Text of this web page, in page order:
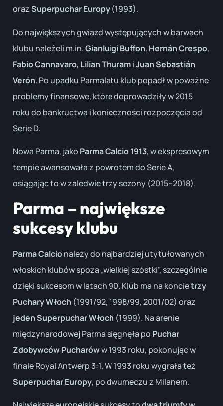
orazSuperpuchar Europy (1993).
Do największych gwiazd występujących w barwach
klubu należeli m.in.Gianluigi Buffon, Hernán Crespo,
Fabio Cannavaro, Lilian ThuramiJuan Sebastián
Verón. Po upadku Parmalatu klub popadł w poważne
problemy finansowe, które doprowadziły w 2015
roku do bankructwa i konieczności rozpoczęcia od
Serie D.
Nowa Parma, jako Parma Calcio 1913, w ekspresowym
tempie awansowała z powrotem do Serie A,
osiągając to w zaledwie trzy sezony (2015–2018).
Parma – największe
sukcesy klubu
Parma Calcionależy do najbardziej utytułowanych
włoskich klubów spoza „wielkiej szóstki”, szczególnie
dzięki sukcesom w latach 90. Klub ma na koncietrzy
Puchary Włoch (1991/92, 1998/99, 2001/02) oraz
jeden Superpuchar Włoch (1999). Na arenie
międzynarodowej Parma sięgnęła po Puchar
Zdobywców Pucharóww 1993 roku, pokonując w
finale Royal Antwerp 3:1. W 1993 roku wygrała też
Superpuchar Europy, po dwumeczu z Milanem.